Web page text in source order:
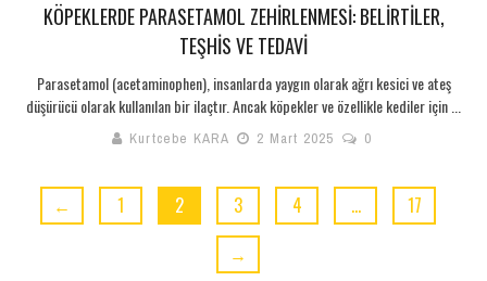
KÖPEKLERDE PARASETAMOL ZEHIRLENMESI: BELIRTILER,
TEŞHIS VE TEDAVI
Parasetamol (acetaminophen), insanlarda yaygın olarak ağrı kesici ve ateş
düşürücü olarak kullanılan bir ilaçtır. Ancak köpekler ve özellikle kediler için ...
Kurtcebe KARA 2 Mart 2025 0
← 1 2 3 4 …
17
→